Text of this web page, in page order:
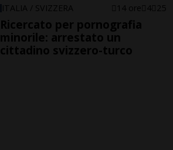
ITALIA / SVIZZERA 14 ore 4 25
Ricercato per pornografia
minorile: arrestato un
cittadino svizzero-turco